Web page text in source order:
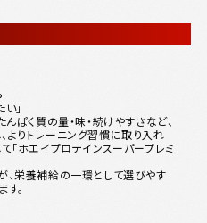
」
ぱく質の量・味・続けやすさなど、
よりトレーニング習慣に取り入れ
「ホエイプロテインスーパープレミ
、栄養補給の一環として選びやす
。